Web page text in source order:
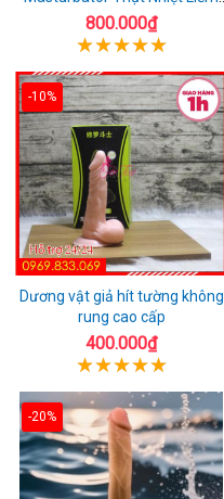
Rung
800.000₫
-10%
Dương vật giả hít tường không
rung cao cấp
400.000₫
-20%